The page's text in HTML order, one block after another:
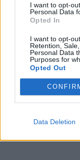
I want to opt-
Personal Data
Opted In
I want to opt-
Retention,
Personal Data
Purposes for
Opted Out
Data Deletion
Du 1er